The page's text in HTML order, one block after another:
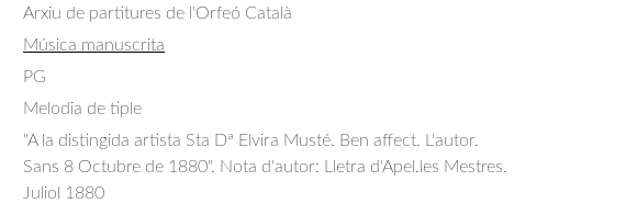
Arxiu de partitures de l'Orfeó Català
Música manuscrita
PG
Melodia de tiple
"A la distingida artista Sta Dª Elvira Musté. Ben affect. L'autor.
Sans 8 Octubre de 1880". Nota d'autor: Lletra d'Apel.les Mestres.
Juliol 1880